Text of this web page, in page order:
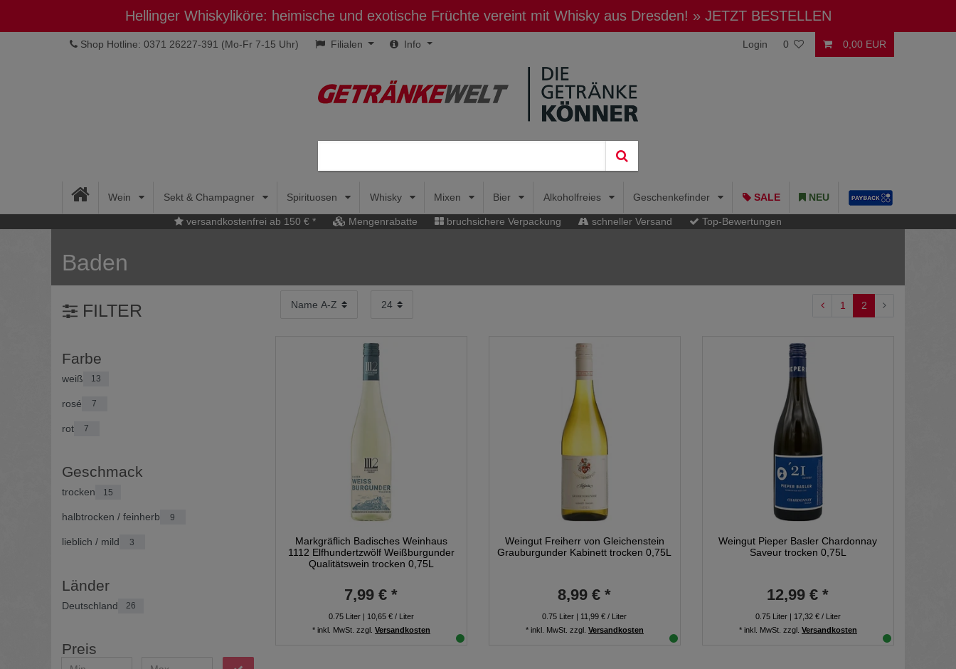
Hellinger Whiskyliköre: heimische und exotische Früchte vereint mit Whisky aus Dresden! » JETZT BESTELLEN
Shop Hotline: 0371 26227-391 (Mo-Fr 7-15 Uhr) Filialen Info Login 0 0,00 EUR
Wein Sekt & Champagner Spirituosen Whisky Mixen Bier Alkoholfreies Geschenkefinder SALE NEU
versandkostenfrei ab 150 € * Mengenrabatte bruchsichere Verpackung schneller Versand Top-Bewertungen
Baden
FILTER
Farbe
weiß 13
rosé 7
rot 7
Geschmack
trocken 15
halbtrocken / feinherb 9
lieblich / mild 3
Länder
Deutschland 26
Preis
1 2
Markgräflich Badisches Weinhaus
1112 Elfhundertzwölf Weißburgunder
Qualitätswein trocken 0,75L
7,99 € *
0.75Liter| 10,65 € / Liter
* inkl. MwSt. zzgl. Versandkosten
Weingut Freiherr von Gleichenstein
Grauburgunder Kabinett trocken 0,75L
8,99 € *
0.75 Liter | 11,99 € / Liter
* inkl. MwSt. zzgl. Versandkosten
Weingut Pieper Basler Chardonnay
Saveur trocken 0,75L
12,99 € *
0.75Liter| 17,32 € / Liter
* inkl. MwSt. zzgl. Versandkosten